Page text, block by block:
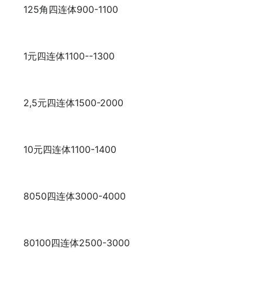
125角四连体900-1100
1元四连体1100--1300
2,5元四连体1500-2000
10元四连体1100-1400
8050四连体3000-4000
80100四连体2500-3000